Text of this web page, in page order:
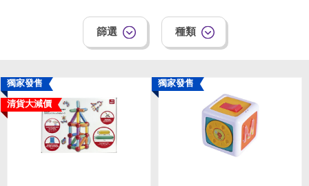
尿片及濕紙巾
健康及安全用品
幼兒護理、傢俬及睡眠用品
篩選 種類
獨家發售
清貨大減價
獨家發售